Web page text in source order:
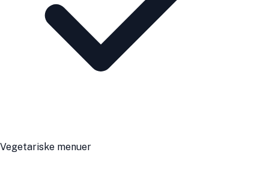
Vegetariske menuer